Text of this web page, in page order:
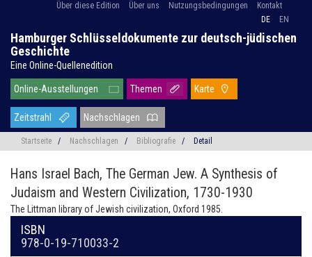
Über diese Edition Über uns Nutzungsbedingungen
Kontakt
DE
EN
Hamburger Schlüsseldokumente zur deutsch-jüdischen
Geschichte
Eine Online-Quellenedition
Online-Ausstellungen Themen Karte
Zeitstrahl Nachschlagen
Startseite / Nachschlagen / Bibliografie / Detail
Hans Israel Bach, The German Jew. A Synthesis of
Judaism and Western Civilization, 1730-1930
The Littman library of Jewish civilization, Oxford 1985.
ISBN
978-0-19-710033-2